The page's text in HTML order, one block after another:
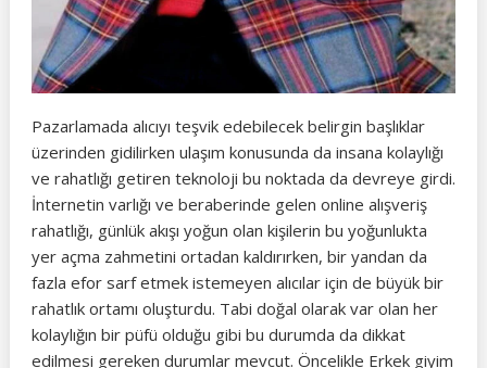
Pazarlamada alıcıyı teşvik edebilecek belirgin başlıklar
üzerinden gidilirken ulaşım konusunda da insana kolaylığı
ve rahatlığı getiren teknoloji bu noktada da devreye girdi.
İnternetin varlığı ve beraberinde gelen online alışveriş
rahatlığı, günlük akışı yoğun olan kişilerin bu yoğunlukta
yer açma zahmetini ortadan kaldırırken, bir yandan da
fazla efor sarf etmek istemeyen alıcılar için de büyük bir
rahatlık ortamı oluşturdu. Tabi doğal olarak var olan her
kolaylığın bir püfü olduğu gibi bu durumda da dikkat
edilmesi gereken durumlar mevcut. Öncelikle Erkek giyim